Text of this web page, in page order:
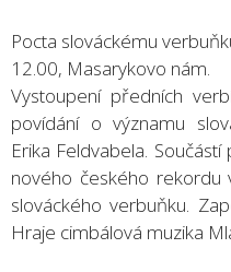
Pocta slováckému
12.00, Masarykovo nám.
Vystoupení předních
povídání o významu
Erika Feldvabela.
nového českého rekordu
slováckého verbuňku.
Hraje cimbálová muzika